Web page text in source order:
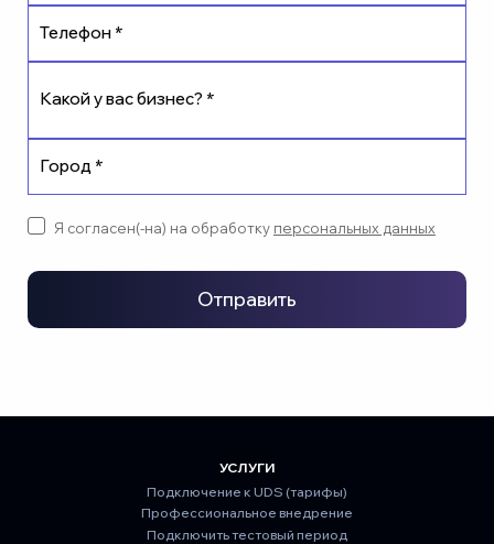
Телефон *
Какой у вас бизнес? *
Город *
Отправить
Я согласен(-на) на обработку персональных данных
УСЛУГИ
Подключение к UDS (тарифы)
Профессиональное внедрение
Подключить тестовый период